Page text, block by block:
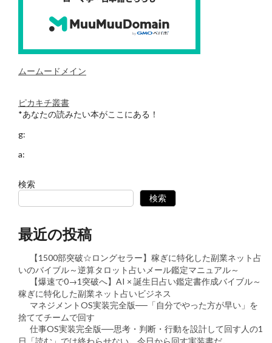
ムームードメイン
ピカキチ叢書
*あなたの読みたい本がここにある！
g:
a:
検索
検索
最近の投稿
【1500部突破☆ロングセラー】稼ぎに特化した副業ネット占
いのバイブル～逆算タロット占いメール鑑定マニュアル～
【爆速で0→1突破へ】AI × 誕生日占い鑑定書作成バイブル～
稼ぎに特化した副業ネット占いビジネス
マネジメントOS実装完全版──「自分でやった方が早い」を
捨ててチームで回す
仕事OS実装完全版──思考・判断・行動を設計して回す人の1
日「読む」では終わらせない。今日から回す実装書だ。